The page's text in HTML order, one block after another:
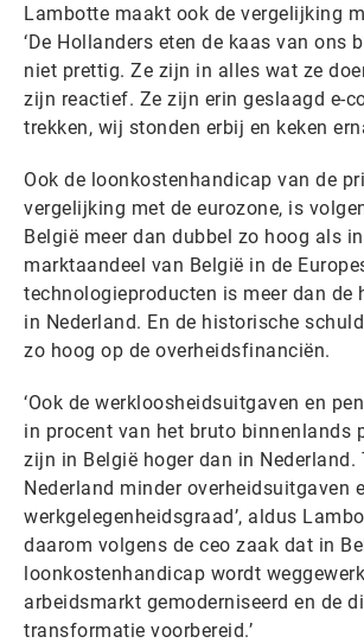
Lambotte maakt ook de vergelijking
‘De Hollanders eten de kaas van ons
niet prettig. Ze zijn in alles wat ze
zijn reactief. Ze zijn erin geslaagd e-
trekken, wij stonden erbij en keken
Ook de loonkostenhandicap van de
vergelijking met de eurozone, is
België meer dan dubbel zo hoog als
marktaandeel van België in de
technologieproducten is meer dan de
in Nederland. En de historische
zo hoog op de overheidsfinanciën.
‘Ook de werkloosheidsuitgaven en
in procent van het bruto binnenlands
zijn in België hoger dan in Nederland.
Nederland minder overheidsuitgaven
werkgelegenheidsgraad’, aldus
daarom volgens de ceo zaak dat in
loonkostenhandicap wordt
arbeidsmarkt gemoderniseerd en de
transformatie voorbereid.’